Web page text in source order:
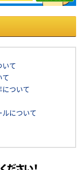
いて
て
について
ルについて